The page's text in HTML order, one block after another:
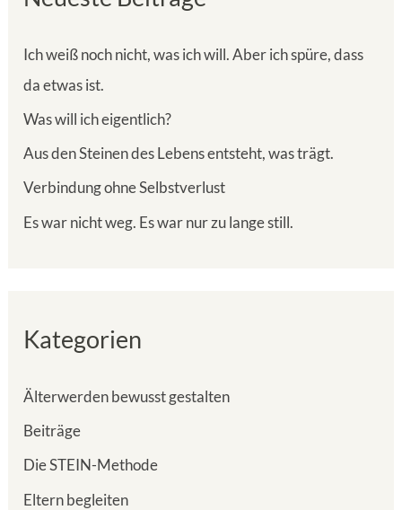
n
a
c
h
:
Ich weiß noch nicht, was ich will. Aber ich spüre, dass
da etwas ist.
Was will ich eigentlich?
Aus den Steinen des Lebens entsteht, was trägt.
Verbindung ohne Selbstverlust
Es war nicht weg. Es war nur zu lange still.
Kategorien
Älterwerden bewusst gestalten
Beiträge
Die STEIN-Methode
Eltern begleiten